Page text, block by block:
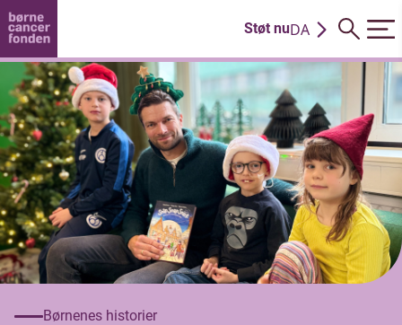
Støt nuDA
Børnenes historier